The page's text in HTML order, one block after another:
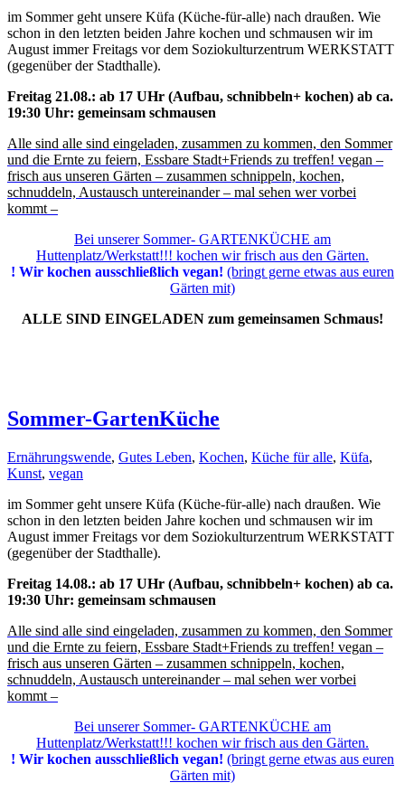
im Sommer geht unsere Küfa (Küche-für-alle) nach draußen. Wie
schon in den letzten beiden Jahre kochen und schmausen wir im
August immer Freitags vor dem Soziokulturzentrum WERKSTATT
(gegenüber der Stadthalle).
Freitag 21.08.: ab 17 UHr (Aufbau, schnibbeln+ kochen) ab ca.
19:30 Uhr: gemeinsam schmausen
Alle sind alle sind eingeladen, zusammen zu kommen, den Sommer
und die Ernte zu feiern, Essbare Stadt+Friends zu treffen! vegan –
frisch aus unseren Gärten – zusammen schnippeln, kochen,
schnuddeln, Austausch untereinander – mal sehen wer vorbei
kommt –
Bei unserer Sommer- GARTENKÜCHE am
Huttenplatz/Werkstatt!!! kochen wir frisch aus den Gärten.
! Wir kochen ausschließlich vegan! (bringt gerne etwas aus euren
Gärten mit)
ALLE SIND EINGELADEN zum gemeinsamen Schmaus!
Sommer-GartenKüche
Ernährungswende, Gutes Leben, Kochen, Küche für alle, Küfa,
Kunst, vegan
im Sommer geht unsere Küfa (Küche-für-alle) nach draußen. Wie
schon in den letzten beiden Jahre kochen und schmausen wir im
August immer Freitags vor dem Soziokulturzentrum WERKSTATT
(gegenüber der Stadthalle).
Freitag 14.08.: ab 17 UHr (Aufbau, schnibbeln+ kochen) ab ca.
19:30 Uhr: gemeinsam schmausen
Alle sind alle sind eingeladen, zusammen zu kommen, den Sommer
und die Ernte zu feiern, Essbare Stadt+Friends zu treffen! vegan –
frisch aus unseren Gärten – zusammen schnippeln, kochen,
schnuddeln, Austausch untereinander – mal sehen wer vorbei
kommt –
Bei unserer Sommer- GARTENKÜCHE am
Huttenplatz/Werkstatt!!! kochen wir frisch aus den Gärten.
! Wir kochen ausschließlich vegan! (bringt gerne etwas aus euren
Gärten mit)